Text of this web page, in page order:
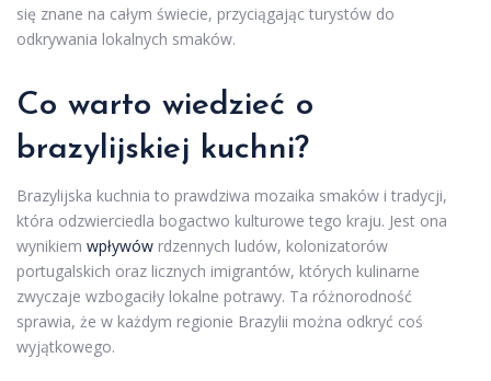
się znane na całym świecie, przyciągając turystów do
odkrywania lokalnych smaków.
Co warto wiedzieć o
brazylijskiej kuchni?
Brazylijska kuchnia to prawdziwa mozaika smaków i tradycji,
która odzwierciedla bogactwo kulturowe tego kraju. Jest ona
wynikiem wpływów rdzennych ludów, kolonizatorów
portugalskich oraz licznych imigrantów, których kulinarne
zwyczaje wzbogaciły lokalne potrawy. Ta różnorodność
sprawia, że w każdym regionie Brazylii można odkryć coś
wyjątkowego.